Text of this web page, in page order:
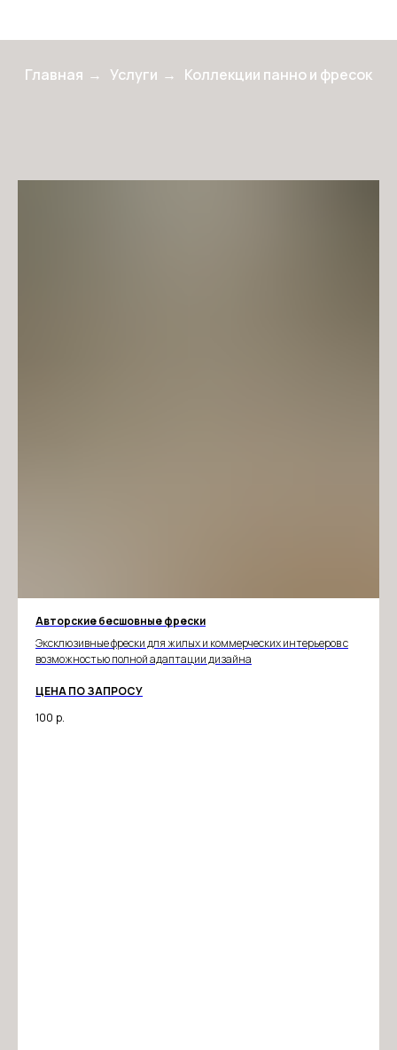
Главная → Услуги → Коллекции панно и фресок
Авторские бесшовные фрески
Эксклюзивные фрески для жилых и коммерческих интерьеров с
возможностью полной адаптации дизайна
ЦЕНА ПО ЗАПРОСУ
100 р.